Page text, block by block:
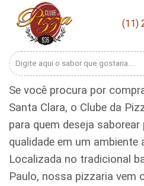
(11)
Se você procura por
Santa Clara, o Clube da
para quem deseja
qualidade em um ambiente
Localizada no tradicional
Paulo, nossa pizzaria vem